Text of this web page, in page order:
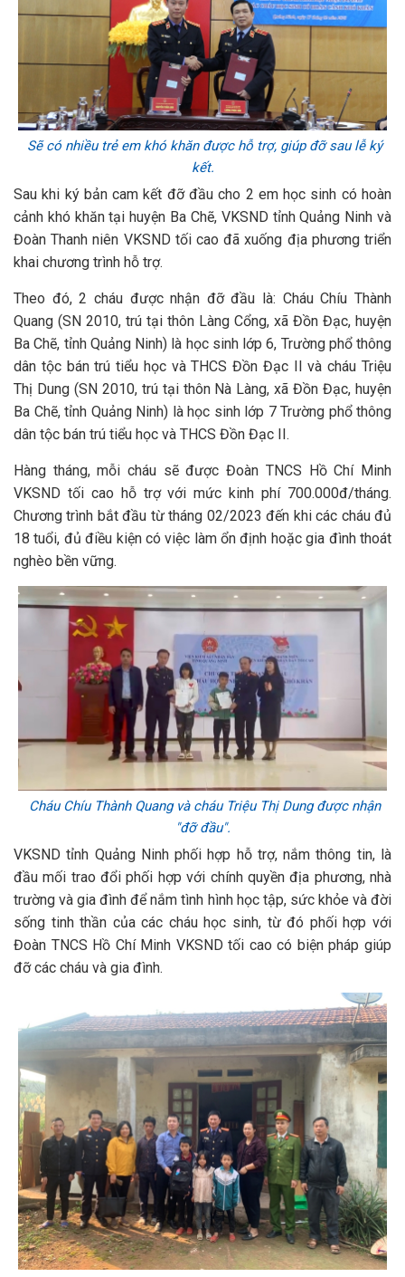
Sẽ có nhiều trẻ em khó khăn được hỗ trợ, giúp đỡ sau lễ ký
kết.
Sau khi ký bản cam kết đỡ đầu cho 2 em học sinh có hoàn
cảnh khó khăn tại huyện Ba Chẽ, VKSND tỉnh Quảng Ninh và
Đoàn Thanh niên VKSND tối cao đã xuống địa phương triển
khai chương trình hỗ trợ.
Theo đó, 2 cháu được nhận đỡ đầu là: Cháu Chíu Thành
Quang (SN 2010, trú tại thôn Làng Cổng, xã Đồn Đạc, huyện
Ba Chẽ, tỉnh Quảng Ninh) là học sinh lớp 6, Trường phổ thông
dân tộc bán trú tiểu học và THCS Đồn Đạc II và cháu Triệu
Thị Dung (SN 2010, trú tại thôn Nà Làng, xã Đồn Đạc, huyện
Ba Chẽ, tỉnh Quảng Ninh) là học sinh lớp 7 Trường phổ thông
dân tộc bán trú tiểu học và THCS Đồn Đạc II.
Hàng tháng, mỗi cháu sẽ được Đoàn TNCS Hồ Chí Minh
VKSND tối cao hỗ trợ với mức kinh phí 700.000đ/tháng.
Chương trình bắt đầu từ tháng 02/2023 đến khi các cháu đủ
18 tuổi, đủ điều kiện có việc làm ổn định hoặc gia đình thoát
nghèo bền vững.
Cháu Chíu Thành Quang và cháu Triệu Thị Dung được nhận
"đỡ đầu".
VKSND tỉnh Quảng Ninh phối hợp hỗ trợ, nắm thông tin, là
đầu mối trao đổi phối hợp với chính quyền địa phương, nhà
trường và gia đình để nắm tình hình học tập, sức khỏe và đời
sống tinh thần của các cháu học sinh, từ đó phối hợp với
Đoàn TNCS Hồ Chí Minh VKSND tối cao có biện pháp giúp
đỡ các cháu và gia đình.